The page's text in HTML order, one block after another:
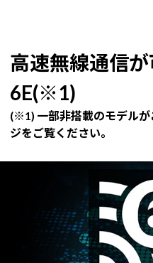
高速無線通信
6E(※1)
(※1) 一部非搭載のモデルが
ジをご覧ください。